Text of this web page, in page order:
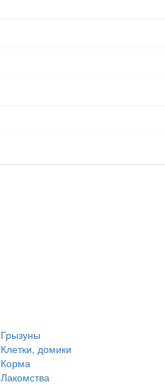
Грызуны
Клетки, домики
Корма
Лакомства